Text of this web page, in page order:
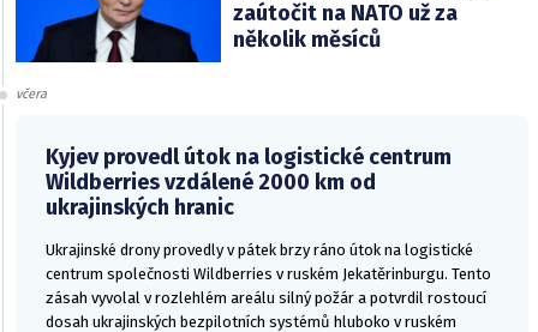
zaútočit na NATO už za
několik měsíců
včera
Kyjev provedl útok na logistické centrum
Wildberries vzdálené 2000 km od
ukrajinských hranic
Ukrajinské drony provedly v pátek brzy ráno útok na logistické
centrum společnosti Wildberries v ruském Jekatěrinburgu. Tento
zásah vyvolal v rozlehlém areálu silný požár a potvrdil rostoucí
dosah ukrajinských bezpilotních systémů hluboko v ruském